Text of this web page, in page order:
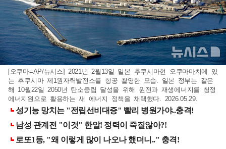
[오쿠마=AP/뉴시스] 2021년 2월13일 일본 후쿠시마현 오쿠마마치에 있
는 후쿠시마 제1원자력발전소를 항공 촬영한 모습. 일본 정부는 같은
해 10월22일 2050년 탄소중립 달성을 위해 원전과 재생에너지를 청정
에너지원으로 활용하는 새 에너지 정책을 채택했다. 2026.05.29.